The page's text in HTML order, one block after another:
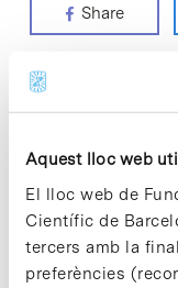
Aquest lloc web
El lloc web de
Científic de
tercers amb la
preferències
Share
Notícies més